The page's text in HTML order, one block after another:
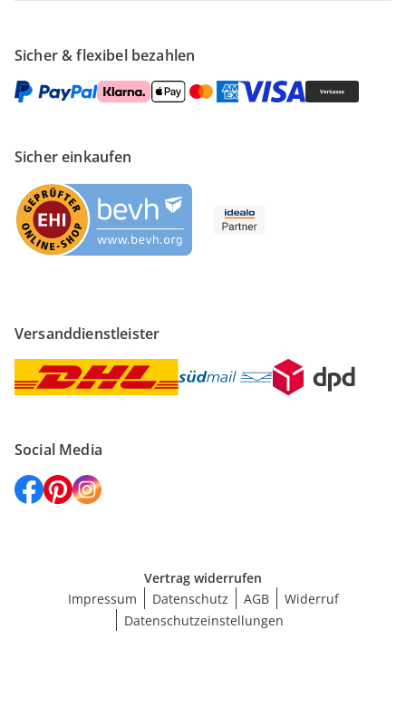
Sicher & flexibel bezahlen
Sicher einkaufen
Versanddienstleister
Social Media
Vertrag widerrufen
Impressum
Datenschutz AGB
Widerruf
Datenschutzeinstellungen